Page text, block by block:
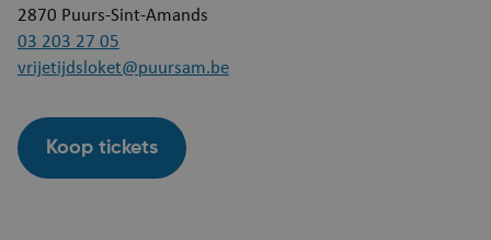
2870 Puurs-Sint-Amands
03 203 27 05
vrijetijdsloket@puursam.be
Koop tickets